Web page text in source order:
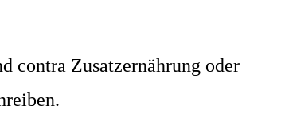
contra Zusatzernährung oder